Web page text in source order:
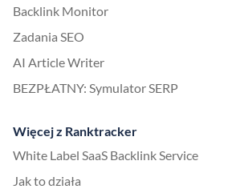
Backlink Monitor
Zadania SEO
AI Article Writer
BEZPŁATNY: Symulator SERP
Więcej z Ranktracker
White Label SaaS Backlink Service
Jak to działa